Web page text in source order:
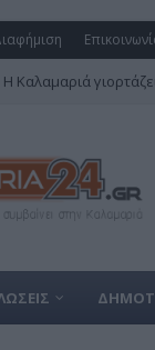
Η Καλαμαριά